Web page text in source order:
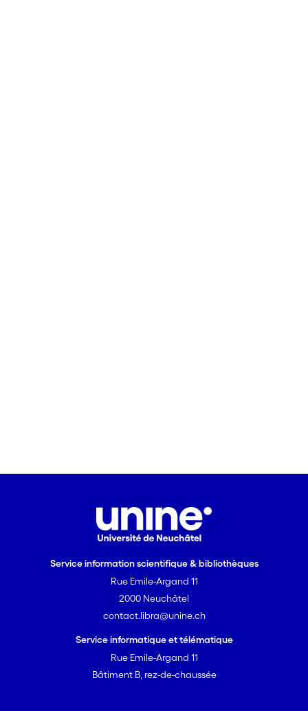
Service information scientifique & bibliothèques
Rue Emile-Argand 11
2000 Neuchâtel
contact.libra@unine.ch
Service informatique et télématique
Rue Emile-Argand 11
Bâtiment B, rez-de-chaussée